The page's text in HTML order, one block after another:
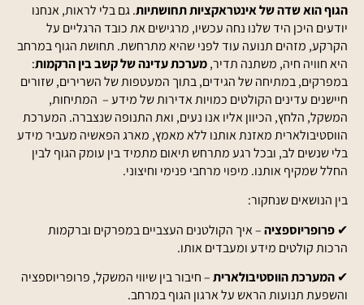
הגוף הוא שדה של אינטראקציות תחושתיות. גם בלי לראות, אנחנו
יודעים היכן היד שלנו נחה עכשיו, מרגישים את כובד הרגליים על
הקרקע, מזהים תנועה עוד לפני שהיא מתרחשת. תחושת הגוף במרחב
היא חוויה חיה, משתנה תדיר,מערכת עדינה של קשב בין הרקמות:
במפרקים, במתיחה של הגידים, בתוך המעטפות של השרירים, שזורים
חיישנים עדינים הקולטים כמויות אדירות של מידע – המתיחות,
המשקל, הלחץ, הכיוון אליו אנו נעים, ואת התנופה שנצברה. המערכת
הווסטיבולארית מאזנת אותנו ללא מאמץ, מארג הפאשיה מעביר מידע
בלי שנשים לב, ובכל רגע מתרחש תיאום מתמיד בין עומק הגוף לבין
החלל שמקיף אותנו. מיפוי מרחבי פנימי וחיצוני.
בין הנושאים שנחקור:
✔ פרופריוספציה– איך הקולטנים העצביים במפרקים וברקמות
הרכות קולטים מידע ומעבדים אותו.
✔ המערכת הווסטיבולארית– חיבור בין שיווי המשקל, פרופריוספציה
והשפעת תנועות הראש על ארגון הגוף במרחב.